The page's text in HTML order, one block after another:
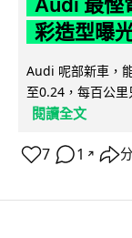
彩造型曝
Audi 呢部新車，
至0.24，每百公
閱讀全文
7 1 ↗